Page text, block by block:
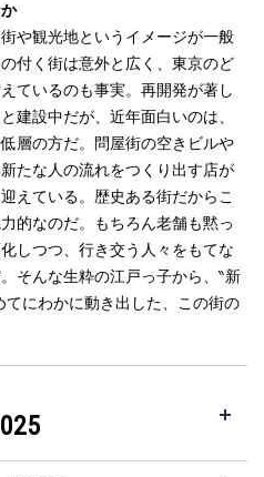
や観光地というイメージが一般
付く街は意外と広く、東京のど
ているのも事実。再開発が著し
建設中だが、近年面白いのは、
層の方だ。問屋街の空きビルや
たな人の流れをつくり出す店が
えている。歴史ある街だからこ
的なのだ。もちろん老舗も黙っ
しつつ、行き交う人々をもてな
そんな生粋の江戸っ子から、‶新
てにわかに動き出した、この街の